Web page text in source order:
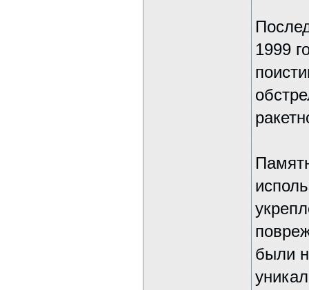
1999
были